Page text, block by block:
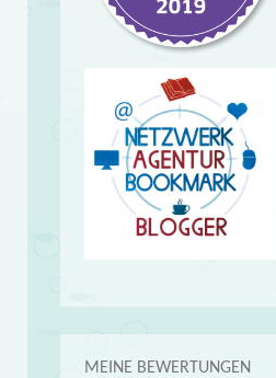
MEINE BEWERTUNGEN